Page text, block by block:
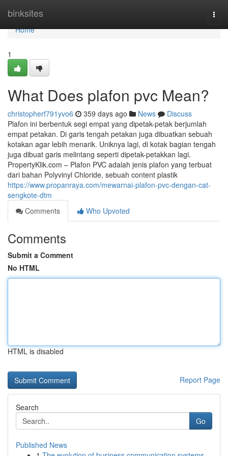
binksites
Home
Home
1
What Does plafon pvc Mean?
christopherf791yvo6 359 days ago News
Discuss
Plafon ini berbentuk segi empat yang dipetak-petak berjumlah
empat petakan. Di garis tengah petakan juga dibuatkan sebuah
kotakan agar lebih menarik. Uniknya lagi, di kotak bagian tengah
juga dibuat garis melintang seperti dipetak-petakkan lagi.
PropertyKlik.com – Plafon PVC adalah jenis plafon yang terbuat
dari bahan Polyvinyl Chloride, sebuah content plastik
https://www.propanraya.com/mewarnai-plafon-pvc-dengan-cat-
sengkote-dtm
Comments
Who Upvoted
Comments
Submit a Comment
No HTML
HTML is disabled
Report Page
Search
Go
Published News